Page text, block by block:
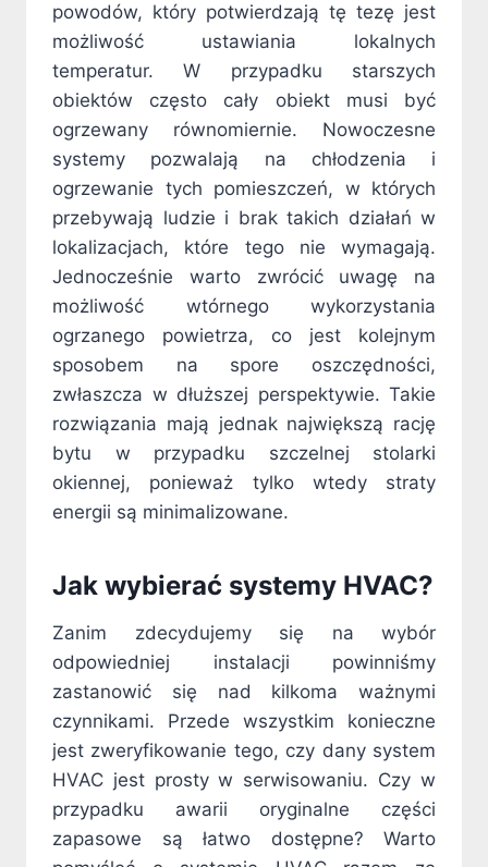
powodów, który potwierdzają tę tezę jest
możliwość ustawiania lokalnych
temperatur. W przypadku starszych
obiektów często cały obiekt musi być
ogrzewany równomiernie. Nowoczesne
systemy pozwalają na chłodzenia i
ogrzewanie tych pomieszczeń, w których
przebywają ludzie i brak takich działań w
lokalizacjach, które tego nie wymagają.
Jednocześnie warto zwrócić uwagę na
możliwość wtórnego wykorzystania
ogrzanego powietrza, co jest kolejnym
sposobem na spore oszczędności,
zwłaszcza w dłuższej perspektywie. Takie
rozwiązania mają jednak największą rację
bytu w przypadku szczelnej stolarki
okiennej, ponieważ tylko wtedy straty
energii są minimalizowane.
Jak wybierać systemy HVAC?
Zanim zdecydujemy się na wybór
odpowiedniej instalacji powinniśmy
zastanowić się nad kilkoma ważnymi
czynnikami. Przede wszystkim konieczne
jest zweryfikowanie tego, czy dany system
HVAC jest prosty w serwisowaniu. Czy w
przypadku awarii oryginalne części
zapasowe są łatwo dostępne? Warto